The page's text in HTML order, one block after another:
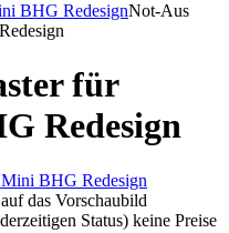
BHG RedesignNot-Aus
für
Redesign
das Vorschaubild
Status) keine Preise